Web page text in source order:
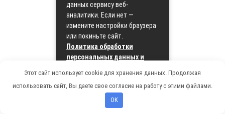
данных сервису веб-
аналитики. Если нет —
измените настройки браузера
или покиньте сайт.
Политика обработки
персональных данных и
Принять
Этот сайт использует cookie для хранения данных. Продолжая
использовать сайт, Вы даете свое согласие на работу с этими файлами.
OK